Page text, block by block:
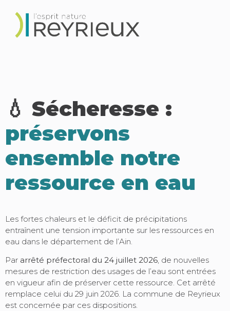
💧 Sécheresse :
préservons
ensemble notre
ressource en eau
Les fortes chaleurs et le déficit de précipitations
entraînent une tension importante sur les ressources en
eau dans le département de l’Ain.
Par arrêté préfectoral du 24 juillet 2026, de nouvelles
mesures de restriction des usages de l’eau sont entrées
en vigueur afin de préserver cette ressource. Cet arrêté
remplace celui du 29 juin 2026. La commune de Reyrieux
est concernée par ces dispositions.